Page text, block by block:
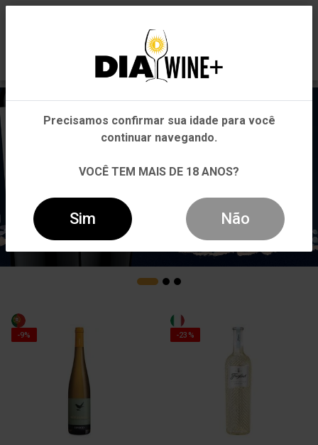
-9% -23%
Em que Estado você está?
Pernambuco
Outros Estados
Precisamos confirmar sua idade para você
continuar navegando.
VOCÊ TEM MAIS DE 18 ANOS?
Sim Não